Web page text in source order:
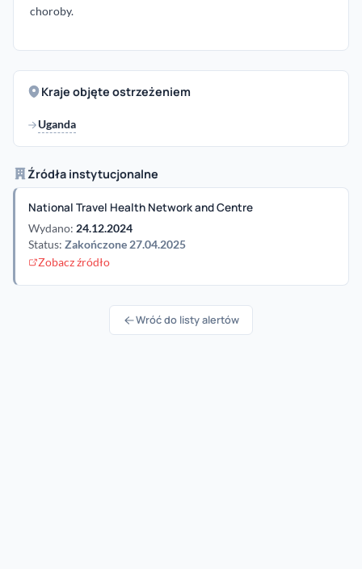
choroby.
Kraje objęte ostrzeżeniem
Uganda
Źródła instytucjonalne
National Travel Health Network and Centre
Wydano: 24.12.2024
Status: Zakończone 27.04.2025
Zobacz źródło
Wróć do listy alertów